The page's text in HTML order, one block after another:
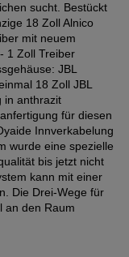
sucht. Bestückt
18 Zoll Alnico
mit neuem
1 Zoll Treiber
JBL
18 Zoll JBL
in anthrazit
für diesen
Innverkabelung
wurde eine spezielle
bis jetzt nicht
kann mit einer
Die Drei-Wege für
an den Raum